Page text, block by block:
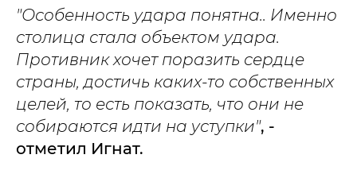
"Особенность удара понятна.. Именно
столица стала объектом удара.
Противник хочет поразить сердце
страны, достичь каких-то собственных
целей, то есть показать, что они не
собираются идти на уступки", -
отметил Игнат.